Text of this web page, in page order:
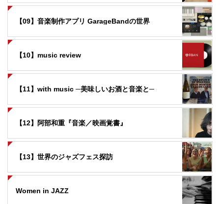
【09】音楽制作アプリ GarageBandの世界
【10】music review
【11】with music ─美味しいお酒と音楽と─
【12】阿部和重『音楽／映画覚書』
【13】世界のジャズフェス探訪
Women in JAZZ